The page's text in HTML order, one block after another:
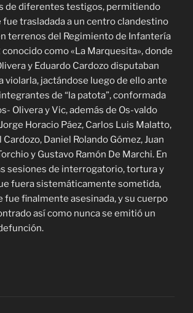
de diferentes testigos, permitiendo
trasladada a un centro clandestino
terrenos del Regimiento de Infantería
como «La Marquesita», donde
y Eduardo Cardozo disputaban
violarla, jactándose luego de ello ante
de “la patota”, conformada
Olivera y Vic, además de Os-valdo
Horacio Páez, Carlos Luis Malatto,
Daniel Rolando Gómez, Juan
y Gustavo Ramón De Marchi. En
sesiones de interrogatorio, tortura y
fuera sistemáticamente sometida,
fue finalmente asesinada, y su cuerpo
así como nunca se emitió un